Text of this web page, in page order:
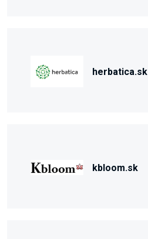
herbatica.sk
kbloom.sk